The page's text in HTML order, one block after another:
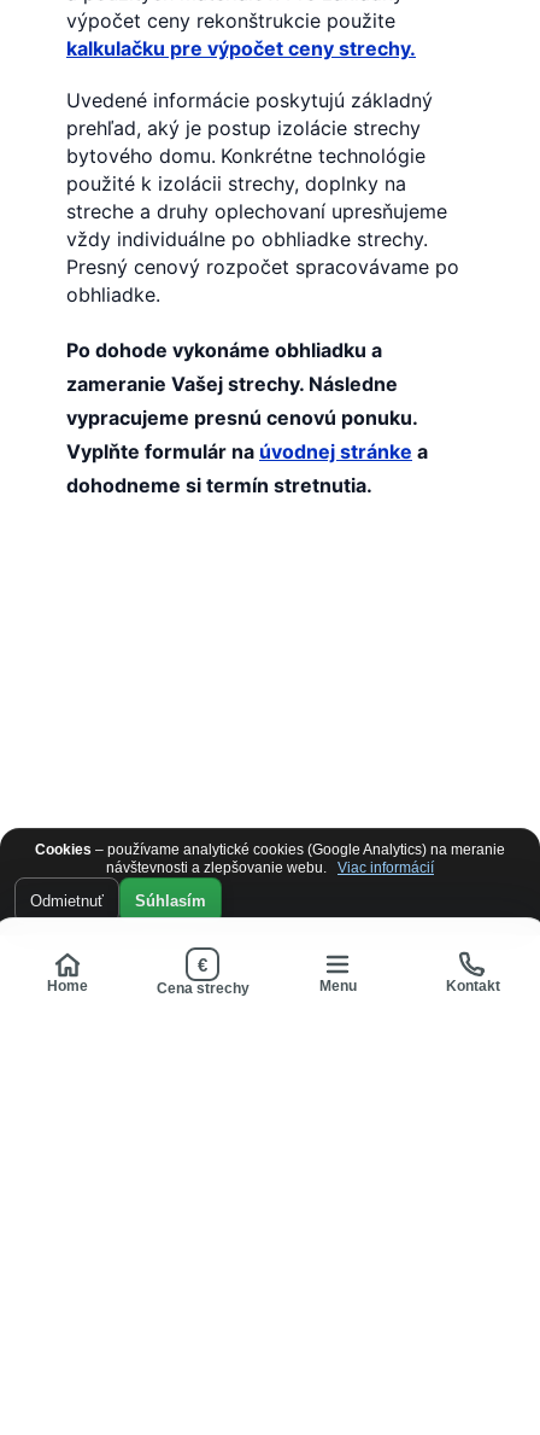
Home
€
Cena strechy Menu Kontakt
Cookies – používame analytické cookies (Google Analytics) na meranie
návštevnosti a zlepšovanie webu.
Viac informácií
Odmietnuť Súhlasím
výpočet ceny rekonštrukcie použite
kalkulačku pre výpočet ceny strechy.
Uvedené informácie poskytujú základný
prehľad, aký je postup izolácie strechy
bytového domu. Konkrétne technológie
použité k izolácii strechy, doplnky na
streche a druhy oplechovaní upresňujeme
vždy individuálne po obhliadke strechy.
Presný cenový rozpočet spracovávame po
obhliadke.
Po dohode vykonáme obhliadku a
zameranie Vašej strechy. Následne
vypracujeme presnú cenovú ponuku.
Vyplňte formulár na úvodnej stránke a
dohodneme si termín stretnutia.